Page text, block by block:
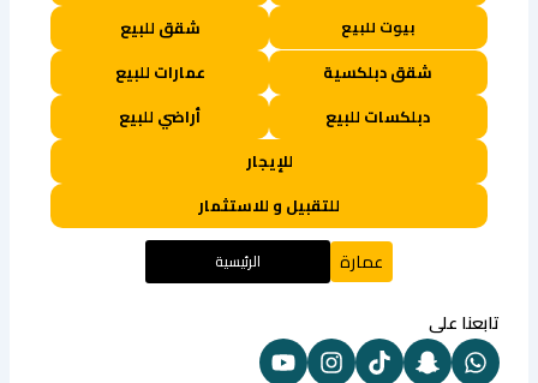
بيوت للبيع
شقق للبيع
شقق دبلكسية
عمارات للبيع
دبلكسات للبيع
أراضي للبيع
للإيجار
للتقبيل و للاستثمار
عمارة الرئيسية
تابعنا على